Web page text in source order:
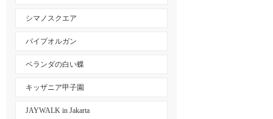
シマノスクエア
パイプオルガン
ベランダの白い蝶
キッザニア甲子園
JAYWALK in Jakarta